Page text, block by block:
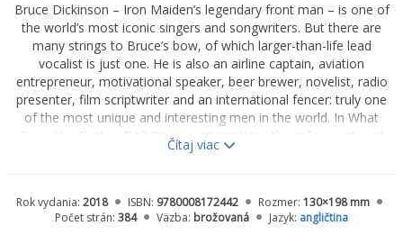
Bruce Dickinson – Iron Maiden’s legendary front man – is one of
the world’s most iconic singers and songwriters. But there are
many strings to Bruce’s bow, of which larger-than-life lead
vocalist is just one. He is also an airline captain, aviation
entrepreneur, motivational speaker, beer brewer, novelist, radio
presenter, film scriptwriter and an international fencer: truly one
of the most unique and interesting men in the world. In What
Does this Button Do? Bruce contemplates the rollercoaster of
life. He recounts – in his uniquely anarchic voice – the explosive
fencing, brutishly beautiful Boeings and firmly dismissing cancer
like an uninvited guest. Bold, honest, intelligent and funny, this
Čítaj viac
Rok vydania: 2018 ISBN: 9780008172442 Rozmer: 130×198 mm
Počet strán: 384 Väzba: brožovaná Jazyk: angličtina